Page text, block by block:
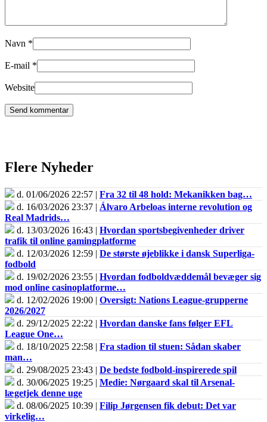
Navn *
E-mail *
Website
Flere Nyheder
d. 01/06/2026 22:57 | Fra 32 til 48 hold: Mekanikken bag…
d. 16/03/2026 23:37 | Álvaro Arbeloas interne revolution og
Real Madrids…
d. 13/03/2026 16:43 | Hvordan sportsbegivenheder driver
trafik til online gamingplatforme
d. 12/03/2026 12:59 | De største øjeblikke i dansk Superliga-
fodbold
d. 19/02/2026 23:55 | Hvordan fodboldvæddemål bevæger sig
mod online casinoplatforme…
d. 12/02/2026 19:00 | Oversigt: Nations League-grupperne
2026/2027
d. 29/12/2025 22:22 | Hvordan danske fans følger EFL
League One…
d. 18/10/2025 22:58 | Fra stadion til stuen: Sådan skaber
man…
d. 29/08/2025 23:43 | De bedste fodbold-inspirerede spil
d. 30/06/2025 19:25 | Medie: Nørgaard skal til Arsenal-
lægetjek denne uge
d. 08/06/2025 10:39 | Filip Jørgensen fik debut: Det var
virkelig…